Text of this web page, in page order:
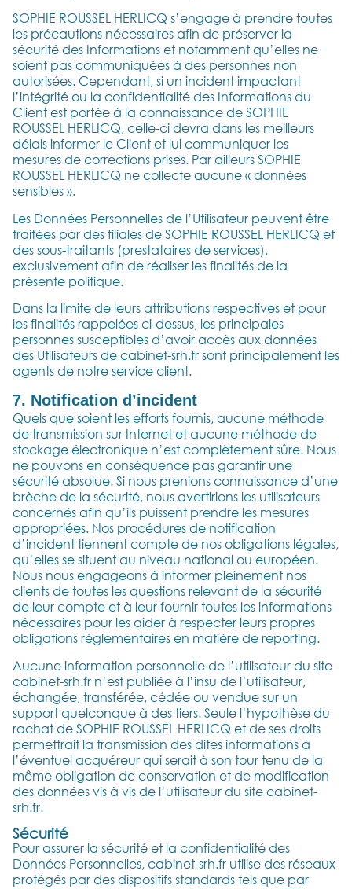
SOPHIE ROUSSEL HERLICQ s’engage à prendre toutes
les précautions nécessaires afin de préserver la
sécurité des Informations et notamment qu’elles ne
soient pas communiquées à des personnes non
autorisées. Cependant, si un incident impactant
l’intégrité ou la confidentialité des Informations du
Client est portée à la connaissance de SOPHIE
ROUSSEL HERLICQ, celle-ci devra dans les meilleurs
délais informer le Client et lui communiquer les
mesures de corrections prises. Par ailleurs SOPHIE
ROUSSEL HERLICQ ne collecte aucune « données
sensibles ».
Les Données Personnelles de l’Utilisateur peuvent être
traitées par des filiales de SOPHIE ROUSSEL HERLICQ et
des sous-traitants (prestataires de services),
exclusivement afin de réaliser les finalités de la
présente politique.
Dans la limite de leurs attributions respectives et pour
les finalités rappelées ci-dessus, les principales
personnes susceptibles d’avoir accès aux données
des Utilisateurs de cabinet-srh.fr sont principalement les
agents de notre service client.
7. Notification d’incident
Quels que soient les efforts fournis, aucune méthode
de transmission sur Internet et aucune méthode de
stockage électronique n’est complètement sûre. Nous
ne pouvons en conséquence pas garantir une
sécurité absolue. Si nous prenions connaissance d’une
brèche de la sécurité, nous avertirions les utilisateurs
concernés afin qu’ils puissent prendre les mesures
appropriées. Nos procédures de notification
d’incident tiennent compte de nos obligations légales,
qu’elles se situent au niveau national ou européen.
Nous nous engageons à informer pleinement nos
clients de toutes les questions relevant de la sécurité
de leur compte et à leur fournir toutes les informations
nécessaires pour les aider à respecter leurs propres
obligations réglementaires en matière de reporting.
Aucune information personnelle de l’utilisateur du site
cabinet-srh.fr n’est publiée à l’insu de l’utilisateur,
échangée, transférée, cédée ou vendue sur un
support quelconque à des tiers. Seule l’hypothèse du
rachat de SOPHIE ROUSSEL HERLICQ et de ses droits
permettrait la transmission des dites informations à
l’éventuel acquéreur qui serait à son tour tenu de la
même obligation de conservation et de modification
des données vis à vis de l’utilisateur du site cabinet-
srh.fr.
Sécurité
Pour assurer la sécurité et la confidentialité des
Données Personnelles, cabinet-srh.fr utilise des réseaux
protégés par des dispositifs standards tels que par